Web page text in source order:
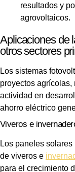
resultados y
agrovoltaicos.
Aplicaciones de
otros sectores
Los sistemas
proyectos
actividad en
ahorro eléctrico
Viveros e
Los paneles
de viveros e
para el crecimiento